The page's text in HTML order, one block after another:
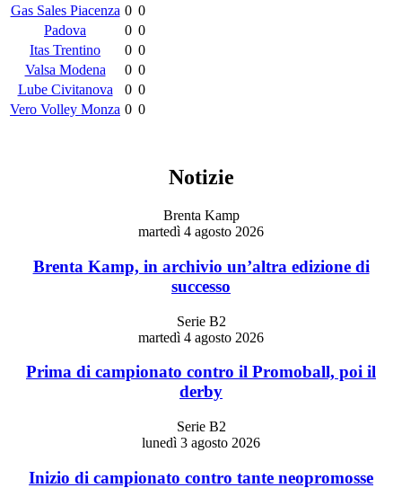
Gas Sales Piacenza 0 0
Padova
0 0
Itas Trentino
0 0
Valsa Modena
0 0
Lube Civitanova
0 0
Vero Volley Monza 0 0
Notizie
Brenta Kamp
martedì 4 agosto 2026
Brenta Kamp, in archivio un’altra edizione di
successo
Serie B2
martedì 4 agosto 2026
Prima di campionato contro il Promoball, poi il
derby
Serie B2
lunedì 3 agosto 2026
Inizio di campionato contro tante neopromosse